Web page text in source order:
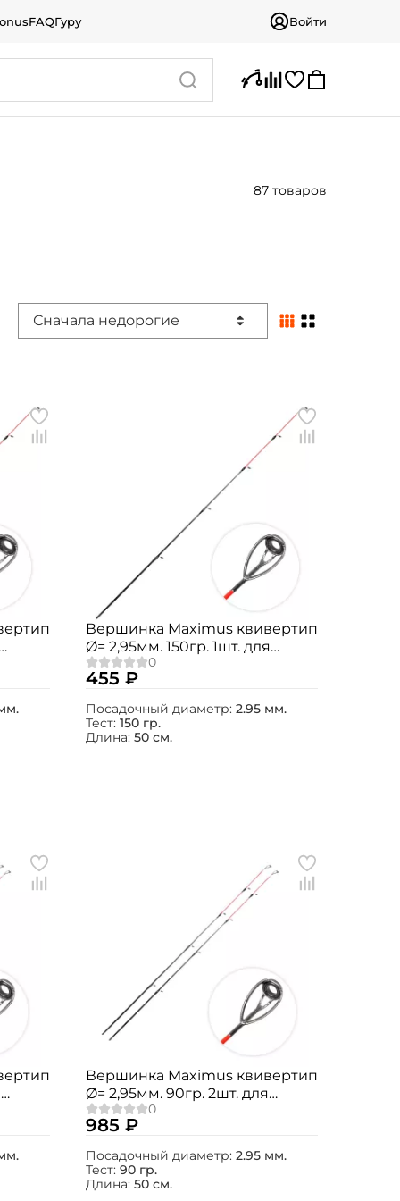
FAQГуру Войти
87 товаров
Сначала недорогие
Вершинка Maximus квивертип
Ø= 2,95мм. 150гр. 1шт. для
Agent-X / Jasper / Integro
455 ₽
Посадочный диаметр: 2.95 мм.
Тест: 150 гр.
Длина: 50 см.
Вершинка Maximus квивертип
Ø= 2,95мм. 90гр. 2шт. для
Agent-X / Jasper / Integro
985 ₽
Посадочный диаметр: 2.95 мм.
Тест: 90 гр.
Длина: 50 см.